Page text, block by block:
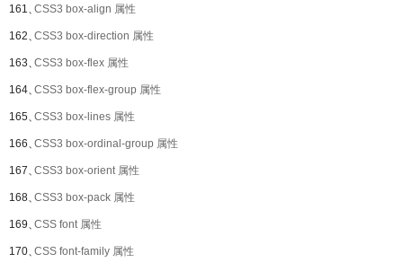
161、CSS3 box-align 属性
162、CSS3 box-direction 属性
163、CSS3 box-flex 属性
164、CSS3 box-flex-group 属性
165、CSS3 box-lines 属性
166、CSS3 box-ordinal-group 属性
167、CSS3 box-orient 属性
168、CSS3 box-pack 属性
169、CSS font 属性
170、CSS font-family 属性